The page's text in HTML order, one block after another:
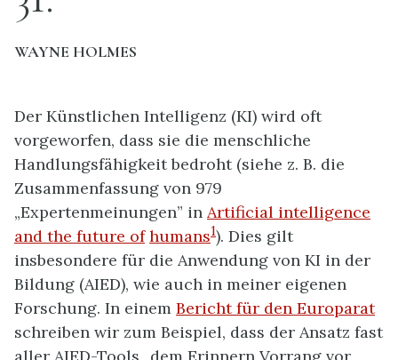
WAYNE HOLMES
Der Künstlichen Intelligenz (KI) wird oft
vorgeworfen, dass sie die menschliche
Handlungsfähigkeit bedroht (siehe z. B. die
Zusammenfassung von 979
„Expertenmeinungen” in Artificial intelligence
and the future of humans1). Dies gilt
insbesondere für die Anwendung von KI in der
Bildung (AIED), wie auch in meiner eigenen
Forschung. In einem Bericht für den Europarat
schreiben wir zum Beispiel, dass der Ansatz fast